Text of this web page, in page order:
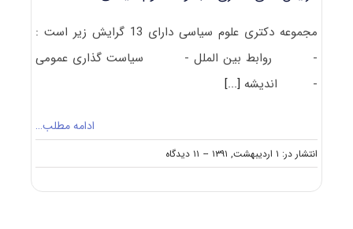
مجموعه دکتری علوم سیاسی دارای 13 گرایش زیر است :
- روابط بین الملل - سیاست گذاری عمومی
- اندیشه [...]
ادامه مطلب…
انتشار در: ۱ اردیبهشت, ۱۳۹۱ -- ۱۱ دیدگاه
on
گرایش